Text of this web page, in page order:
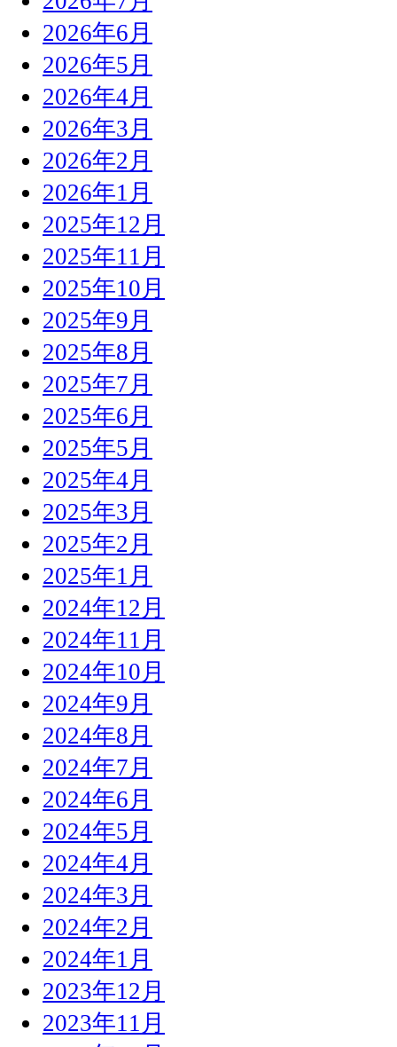
2026年6月
2026年5月
2026年4月
2026年3月
2026年2月
2026年1月
2025年12月
2025年11月
2025年10月
2025年9月
2025年8月
2025年7月
2025年6月
2025年5月
2025年4月
2025年3月
2025年2月
2025年1月
2024年12月
2024年11月
2024年10月
2024年9月
2024年8月
2024年7月
2024年6月
2024年5月
2024年4月
2024年3月
2024年2月
2024年1月
2023年12月
2023年11月